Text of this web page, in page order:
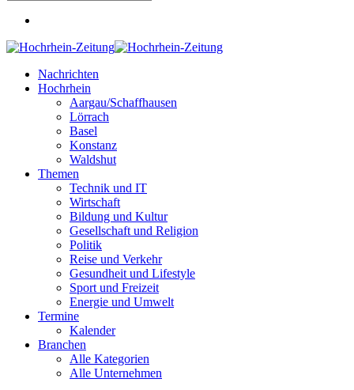
Nachrichten
Hochrhein
Aargau/Schaffhausen
Lörrach
Basel
Konstanz
Waldshut
Themen
Technik und IT
Wirtschaft
Bildung und Kultur
Gesellschaft und Religion
Politik
Reise und Verkehr
Gesundheit und Lifestyle
Sport und Freizeit
Energie und Umwelt
Termine
Kalender
Branchen
Alle Kategorien
Alle Unternehmen